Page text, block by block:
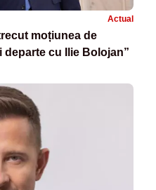
Actual
moțiunea de
departe cu Ilie Bolojan”